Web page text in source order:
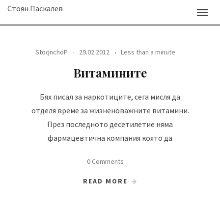
SkipСтоян Паскалев
StoqnchoP 29.02.2012 Less than a minute
Витамините
Бях писал за наркотиците, сега мисля да
отделя време за жизненоважните витамини.
През последното десетилетие няма
фармацевтична компания която да
0 Comments
READ MORE